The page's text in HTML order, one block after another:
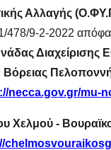
SHARE ON
Αλλαγής
9-2-2022
Διαχείρισης
necca.gov.gr/mu-
Χελμού -